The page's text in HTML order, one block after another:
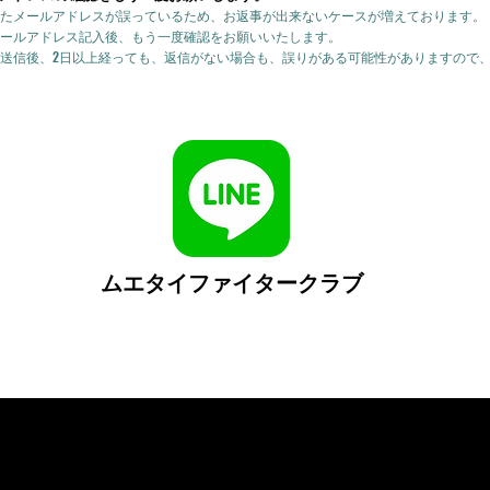
メールアドレスが誤っているため、お返事が出来ないケースが増えております。
ルアドレス記入後、もう一度確認をお願いいたします。
信後、2日以上経っても、返信がない場合も、誤りがある可能性がありますので
ムエタイファイタークラブ